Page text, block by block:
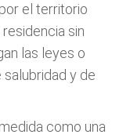
el territorio
sin
las leyes o
y de
como una